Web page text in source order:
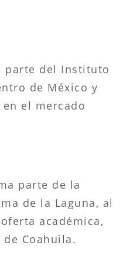
parte del Instituto
de México y
el mercado
parte de la
de la Laguna, al
académica,
Coahuila.